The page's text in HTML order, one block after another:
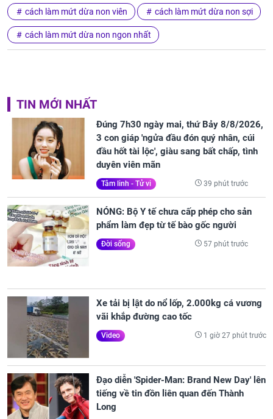
cách làm mứt dừa non viên cách làm mứt dừa non sợi
cách làm mứt dừa non ngon nhất
TIN MỚI NHẤT
Đúng 7h30 ngày mai, thứ Bảy 8/8/2026,
3 con giáp 'ngửa đầu đón quý nhân, cúi
đầu hốt tài lộc', giàu sang bất chấp, tình
duyên viên mãn
Tâm linh - Tử vi 39 phút trước
NÓNG: Bộ Y tế chưa cấp phép cho sản
phẩm làm đẹp từ tế bào gốc người
Đời sống 57 phút trước
Xe tải bị lật do nổ lốp, 2.000kg cá vương
vãi khắp đường cao tốc
Video 1 giờ 27 phút trước
Đạo diễn 'Spider-Man: Brand New Day' lên
tiếng về tin đồn liên quan đến Thành
Long